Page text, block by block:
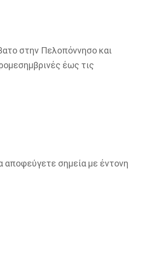
στην Πελοπόννησο και
έως τις
αποφεύγετε σημεία με έντονη